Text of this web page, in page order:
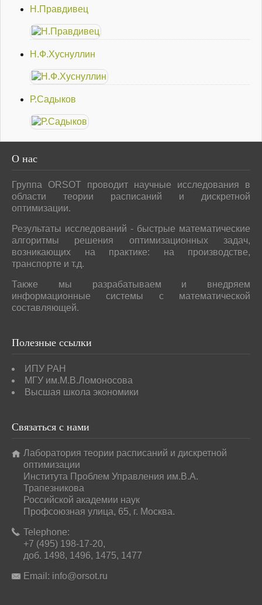
Н.Правдивец
Н.Ф.Хуснуллин
Р.Садыков
О нас
Группа ORSOT проводит научные исследования в
области теории расписаний и дискретной
оптимизации.
Результаты исследований - быстрые математические
алгоритмы решения оптимизационных задач,
возникающих на практике: на производстве,
транспорте и т.д.
Также мы разрабатываем и внедряем
информационные системы с математической
составляющей.
Полезные ссылки
ИПУ РАН
МГУ им.М.В.Ломоносова
Высшая школа экономики
Связаться с нами
Лаборатория теории расписаний и дискретной
оптимизации
Института Проблем Управления им.В.А.
Трапезникова
Российской академии наук
Профсоюзная улица, 65, г. Москва.
Telephone:
+7 (495) 198-17-20,
доб. 1498, 1496, 1475, 1477
Email: info@orsot.ru